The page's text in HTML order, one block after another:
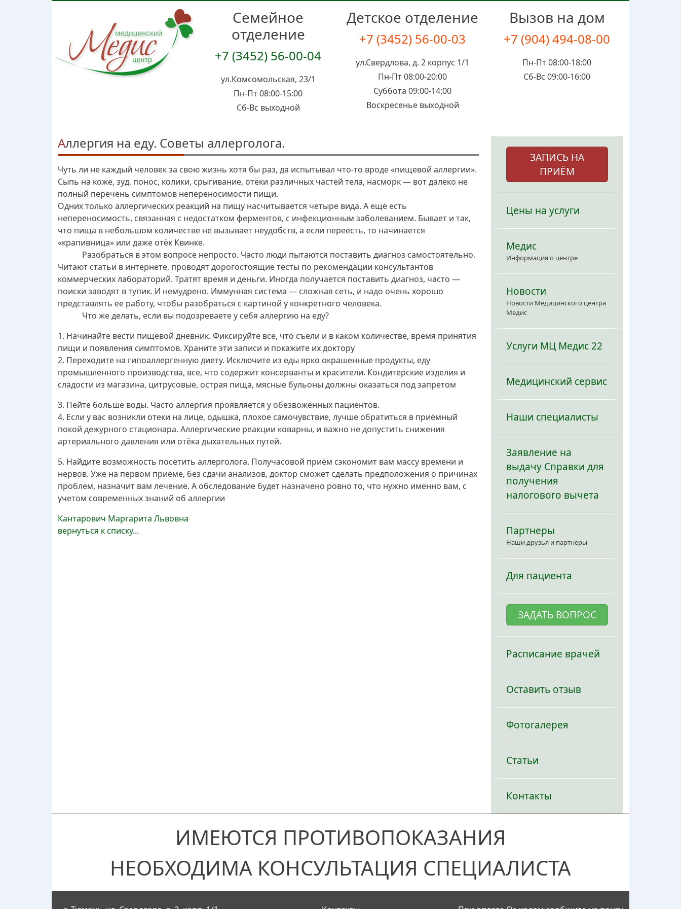
Семейное
отделение
+7 (3452) 56-00-04
ул.Комсомольская, 23/1
Пн-Пт 08:00-15:00
Сб-Вс выходной
Детское отделение
+7 (3452) 56-00-03
ул.Свердлова, д. 2 корпус 1/1
Пн-Пт 08:00-20:00
Суббота 09:00-14:00
Воскресенье выходной
Вызов на дом
+7 (904) 494-08-00
Пн-Пт 08:00-18:00
Сб-Вс 09:00-16:00
Аллергия на еду. Советы аллерголога.
Чуть ли не каждый человек за свою жизнь хотя бы раз, да испытывал что-то вроде «пищевой аллергии».
Сыпь на коже, зуд, понос, колики, срыгивание, отёки различных частей тела, насморк — вот далеко не
полный перечень симптомов непереносимости пищи.
Одних только аллергических реакций на пищу насчитывается четыре вида. А ещё есть
непереносимость, связанная с недостатком ферментов, с инфекционным заболеванием. Бывает и так,
что пища в небольшом количестве не вызывает неудобств, а если переесть, то начинается
«крапивница» или даже отёк Квинке.
Разобраться в этом вопросе непросто. Часто люди пытаются поставить диагноз самостоятельно.
Читают статьи в интернете, проводят дорогостоящие тесты по рекомендации консультантов
коммерческих лабораторий. Тратят время и деньги. Иногда получается поставить диагноз, часто —
поиски заводят в тупик. И немудрено. Иммунная система — сложная сеть, и надо очень хорошо
представлять ее работу, чтобы разобраться с картиной у конкретного человека.
Что же делать, если вы подозреваете у себя аллергию на еду?
1. Начинайте вести пищевой дневник. Фиксируйте все, что съели и в каком количестве, время принятия
пищи и появления симптомов. Храните эти записи и покажите их доктору
2. Переходите на гипоаллергенную диету. Исключите из еды ярко окрашенные продукты, еду
промышленного производства, все, что содержит консерванты и красители. Кондитерские изделия и
сладости из магазина, цитрусовые, острая пища, мясные бульоны должны оказаться под запретом
3. Пейте больше воды. Часто аллергия проявляется у обезвоженных пациентов.
4. Если у вас возникли отеки на лице, одышка, плохое самочувствие, лучше обратиться в приёмный
покой дежурного стационара. Аллергические реакции коварны, и важно не допустить снижения
артериального давления или отёка дыхательных путей.
5. Найдите возможность посетить аллерголога. Получасовой приём сэкономит вам массу времени и
нервов. Уже на первом приёме, без сдачи анализов, доктор сможет сделать предположения о причинах
проблем, назначит вам лечение. А обследование будет назначено ровно то, что нужно именно вам, с
учетом современных знаний об аллергии
Кантарович Маргарита Львовна
вернуться к списку...
ЗАПИСЬ НА
ПРИЁМ
Цены на услуги
Медис
Информация о центре
Новости
Новости Медицинского центра
Медис
Услуги МЦ Медис 22
Медицинский сервис
Наши специалисты
Заявление на
выдачу Справки для
получения
налогового вычета
Партнеры
Наши друзья и партнеры
Для пациента
ЗАДАТЬ ВОПРОС
Расписание врачей
Оставить отзыв
Фотогалерея
Статьи
Контакты
ИМЕЮТСЯ ПРОТИВОПОКАЗАНИЯ
НЕОБХОДИМА КОНСУЛЬТАЦИЯ СПЕЦИАЛИСТА